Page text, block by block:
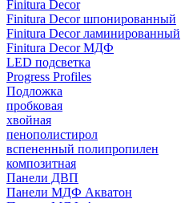
Finitura Decor
Finitura Decor шпонированный
Finitura Decor ламинированный
Finitura Decor МДФ
LED подсветка
Progress Profiles
Подложка
пробковая
хвойная
пенополистирол
вспененный полипропилен
композитная
Панели ДВП
Панели МДФ Акватон